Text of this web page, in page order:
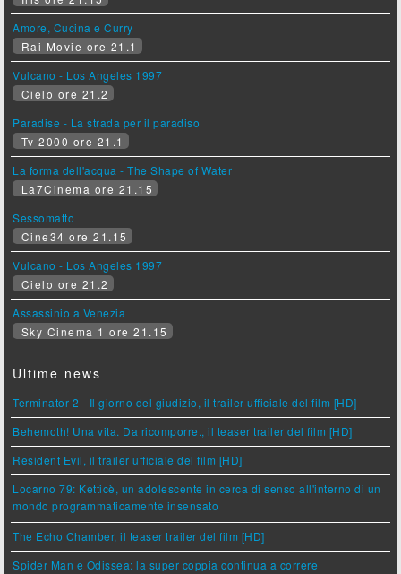
Amore, Cucina e Curry
Rai Movie ore 21.1
Vulcano - Los Angeles 1997
Cielo ore 21.2
Paradise - La strada per il paradiso
Tv 2000 ore 21.1
La forma dell'acqua - The Shape of Water
La7Cinema ore 21.15
Sessomatto
Cine34 ore 21.15
Vulcano - Los Angeles 1997
Cielo ore 21.2
Assassinio a Venezia
Sky Cinema 1 ore 21.15
Ultime news
Terminator 2 - Il giorno del giudizio, il trailer ufficiale del film [HD]
Behemoth! Una vita. Da ricomporre., il teaser trailer del film [HD]
Resident Evil, il trailer ufficiale del film [HD]
Locarno 79: Ketticè, un adolescente in cerca di senso all'interno di un
mondo programmaticamente insensato
The Echo Chamber, il teaser trailer del film [HD]
Spider Man e Odissea: la super coppia continua a correre